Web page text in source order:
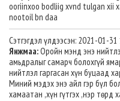
ooriinxoo bodliig xvnd tulgan xii
nootoil bn daa
Сэтгэгдэл үлдээсэн: 2021-01-31
Янжмаа:Оройн мэнд энэ
амьдралыг самарч болохгүй
нийтлэл гаргасан хүн буцаад
Миний мэдэх энэ айл гэр бүл
хамаатан ,хүн гүтгэх ,нэр төрд